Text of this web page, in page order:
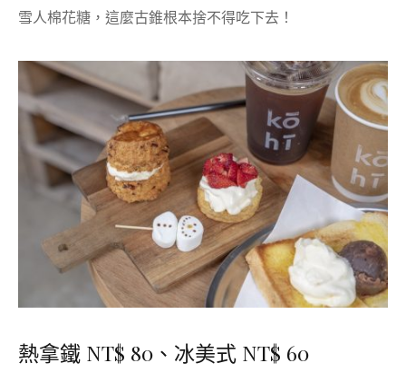
雪人棉花糖，這麼古錐根本捨不得吃下去！
熱拿鐵 NT$ 80、冰美式 NT$ 60